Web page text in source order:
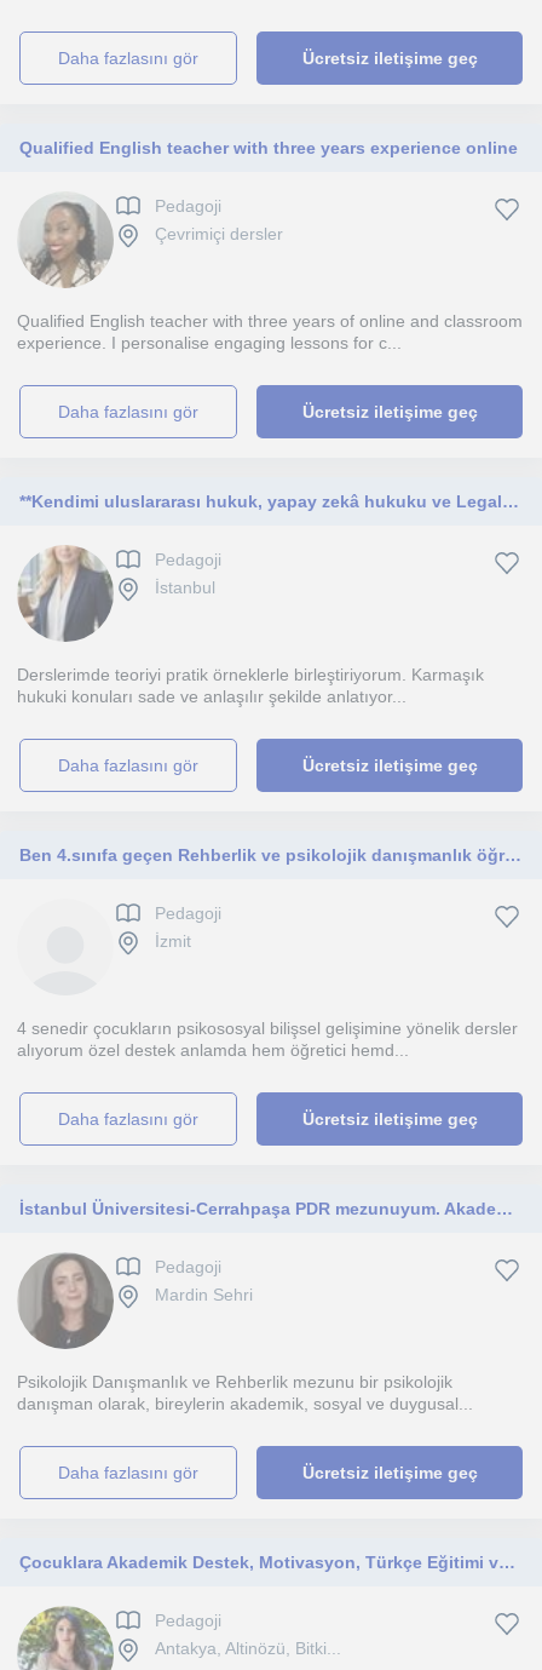
daha fazlasını gör Ücretsiz iletişime geç
Qualified English teacher with three years experience online
Pedagoji
Çevrimiçi dersler
Qualified English teacher with three years of online and classroom
experience. I personalise engaging lessons for c...
daha fazlasını gör Ücretsiz iletişime geç
**Kendimi uluslararası hukuk, yapay zekâ hukuku ve Legal English alanlarında uzmanlaşmış bir hukuk profesörü olarak tanımlıyorum.
Pedagoji
İstanbul
Derslerimde teoriyi pratik örneklerle birleştiriyorum. Karmaşık
hukuki konuları sade ve anlaşılır şekilde anlatıyor...
daha fazlasını gör Ücretsiz iletişime geç
Ben 4.sınıfa geçen Rehberlik ve psikolojik danışmanlık öğrencisiyim bu alanda bilgiliyim.
Pedagoji
İzmit
4 senedir çocukların psikososyal bilişsel gelişimine yönelik dersler
alıyorum özel destek anlamda hem öğretici hemd...
daha fazlasını gör Ücretsiz iletişime geç
İstanbul Üniversitesi-Cerrahpaşa PDR mezunuyum. Akademik ve psikolojik destek sunuyorum.
Pedagoji
Mardin Sehri
Psikolojik Danışmanlık ve Rehberlik mezunu bir psikolojik
danışman olarak, bireylerin akademik, sosyal ve duygusal...
daha fazlasını gör Ücretsiz iletişime geç
Çocuklara Akademik Destek, Motivasyon, Türkçe Eğitimi ve Ebeveyn Danışmanlığı
Pedagoji
Antakya, Altinözü, Bitki...